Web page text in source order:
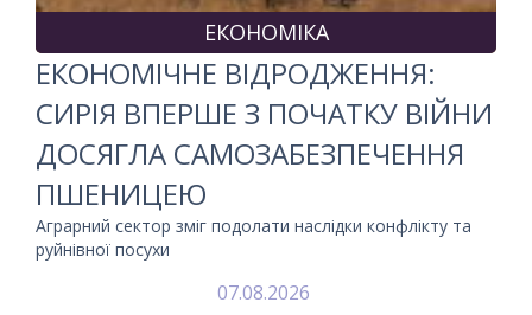
ЕКОНОМІКА
ЕКОНОМІЧНЕ ВІДРОДЖЕННЯ:
СИРІЯ ВПЕРШЕ З ПОЧАТКУ ВІЙНИ
ДОСЯГЛА САМОЗАБЕЗПЕЧЕННЯ
ПШЕНИЦЕЮ
Аграрний сектор зміг подолати наслідки конфлікту та
руйнівної посухи
07.08.2026